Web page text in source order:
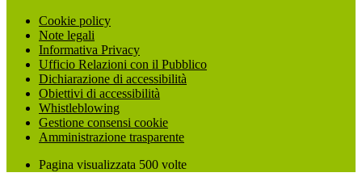
Cookie policy
Note legali
Informativa Privacy
Ufficio Relazioni con il Pubblico
Dichiarazione di accessibilità
Obiettivi di accessibilità
Whistleblowing
Gestione consensi cookie
Amministrazione trasparente
Pagina visualizzata 500 volte